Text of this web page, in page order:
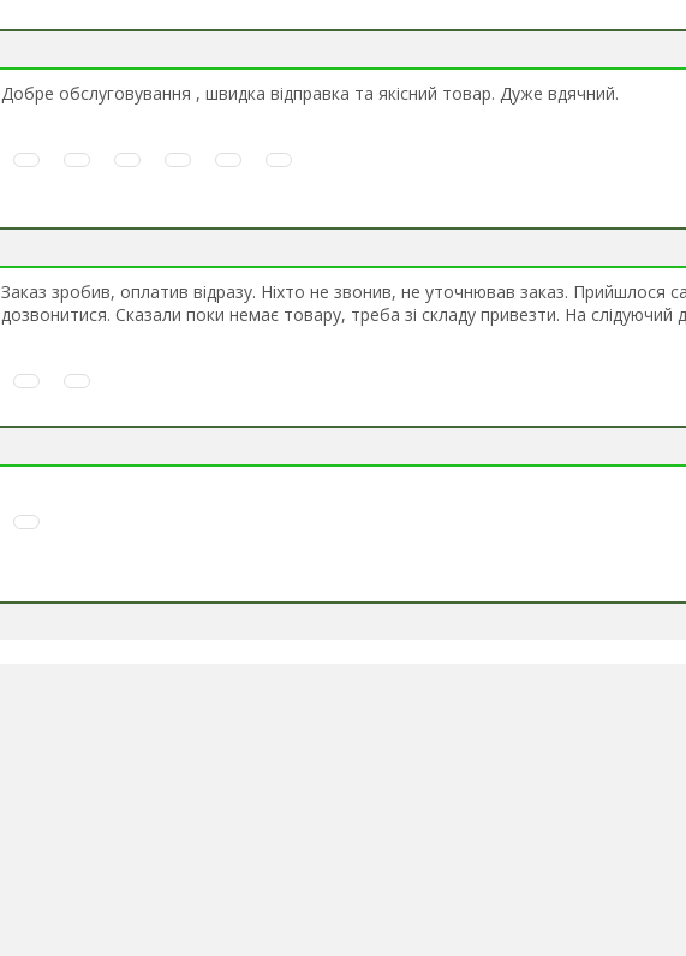
Добре обслуговування , швидка вiдправка та якiсний товар. Дуже вдячний.
Заказ зробив, оплатив відразу. Ніхто не звонив, не уточнював заказ. Прийшлося
дозвонитися. Сказали поки немає товару, треба зі складу привезти. На слідуючий